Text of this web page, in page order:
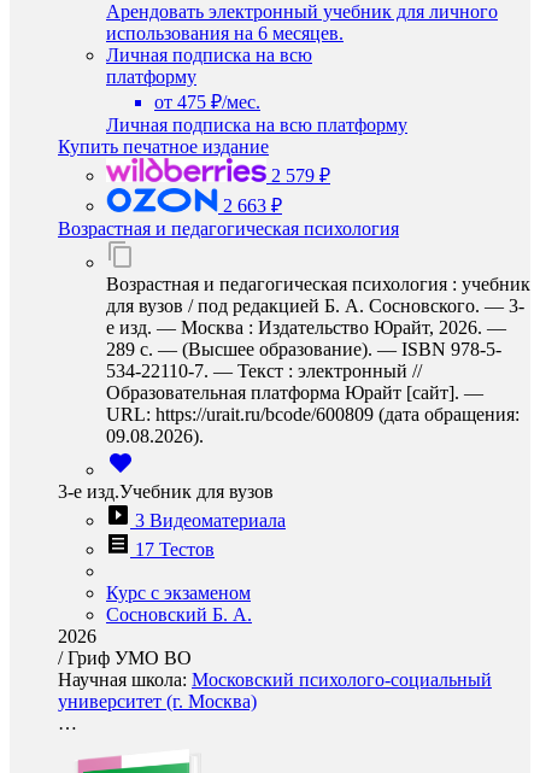
Арендовать электронный учебник для личного
использования на 6 месяцев.
Личная подписка на всю
платформу
от 475 ₽/мес.
Личная подписка на всю платформу
Купить печатное издание
2 579 ₽
2 663 ₽
Возрастная и педагогическая психология
Возрастная и педагогическая психология : учебник
для вузов / под редакцией Б. А. Сосновского. — 3-
е изд. — Москва : Издательство Юрайт, 2026. —
289 с. — (Высшее образование). — ISBN 978-5-
534-22110-7. — Текст : электронный //
Образовательная платформа Юрайт [сайт]. —
URL: https://urait.ru/bcode/600809 (дата обращения:
09.08.2026).
3-е изд.Учебник для вузов
3 Видеоматериала
17 Тестов
Курс с экзаменом
Сосновский Б. А.
2026
/Гриф УМО ВО
Научная школа: Московский психолого-социальный
университет (г. Москва)
…